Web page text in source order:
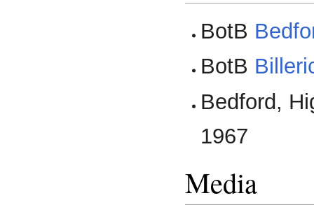
BotB
BotB
Bedford,
1967
Media